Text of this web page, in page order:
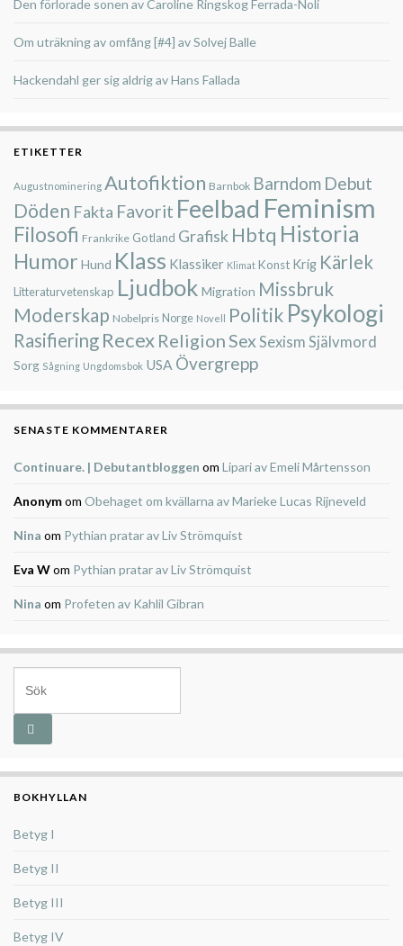
Den förlorade sonen av Caroline Ringskog Ferrada-Noli
Om uträkning av omfång [#4] av Solvej Balle
Hackendahl ger sig aldrig av Hans Fallada
ETIKETTER
Augustnominering Autofiktion Barnbok Barndom Debut
Döden Fakta Favorit Feelbad Feminism
Filosofi Frankrike Gotland Grafisk Hbtq Historia
Humor Hund Klass Klassiker Klimat Konst Krig Kärlek
Litteraturvetenskap Ljudbok Migration Missbruk
Moderskap Nobelpris Norge Novell Politik Psykologi
Rasifiering Recex ReligionSex Sexism Självmord
Sorg Sågning Ungdomsbok USA Övergrepp
SENASTE KOMMENTARER
Continuare. | Debutantbloggen om Lipari av Emeli Mårtensson
Anonymom Obehaget om kvällarna av Marieke Lucas Rijneveld
Nina om Pythian pratar av Liv Strömquist
Eva Wom Pythian pratar av Liv Strömquist
Nina om Profeten av Kahlil Gibran
BOKHYLLAN
Betyg I
Betyg II
Betyg III
Betyg IV